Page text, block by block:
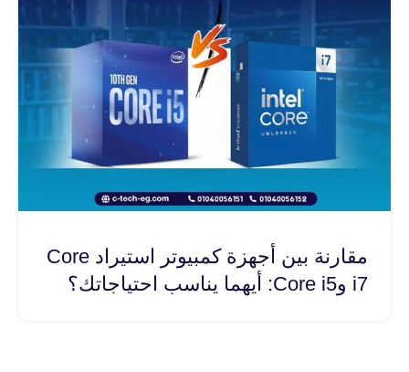
مقارنة بين أجهزة كمبيوتر استيراد Core
i7 وCore i5: أيهما يناسب احتياجاتك؟